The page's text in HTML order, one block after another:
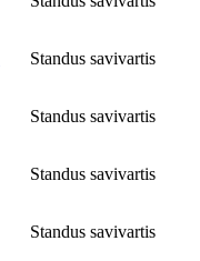
Standus savivartis
Standus savivartis
Standus savivartis
Standus savivartis